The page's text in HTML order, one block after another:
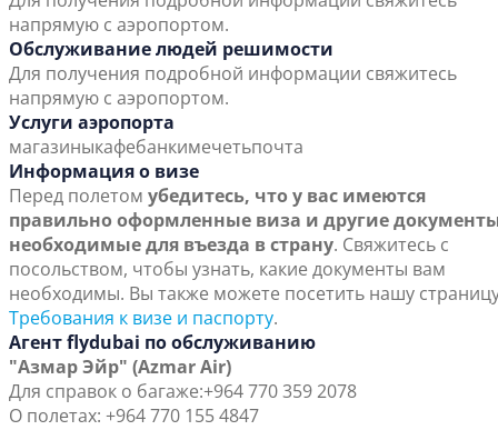
напрямую с аэропортом.
Обслуживание людей решимости
Для получения подробной информации свяжитесь
напрямую с аэропортом.
Услуги аэропорта
магазиныкафебанкимечетьпочта
Информация о визе
Перед полетом убедитесь, что у вас имеются
правильно оформленные виза и другие
необходимые для въезда в страну. Свяжитесь с
посольством, чтобы узнать, какие документы вам
необходимы. Вы также можете посетить нашу
Требования к визе и паспорту.
Агент flydubai по обслуживанию
"Азмар Эйр" (Azmar Air)
Для справок о багаже:+964 770 359 2078
О полетах: +964 770 155 4847